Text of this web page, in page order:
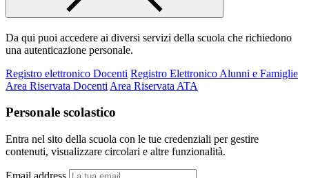
Da qui puoi accedere ai diversi servizi della scuola che richiedono
una autenticazione personale.
Registro elettronico Docenti Registro Elettronico Alunni e Famiglie
Area Riservata Docenti Area Riservata ATA
Personale scolastico
Entra nel sito della scuola con le tue credenziali per gestire
contenuti, visualizzare circolari e altre funzionalità.
Email address